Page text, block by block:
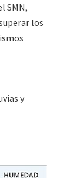
SMN,
los
y